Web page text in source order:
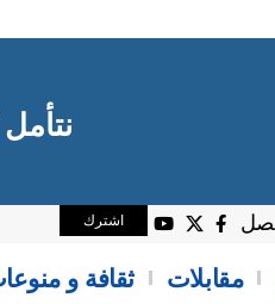
اشترك
مقابلات ثقافة و